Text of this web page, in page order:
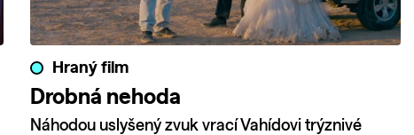
Hraný film
Drobná nehoda
Náhodou uslyšený zvuk vrací Vahídovi trýznivé